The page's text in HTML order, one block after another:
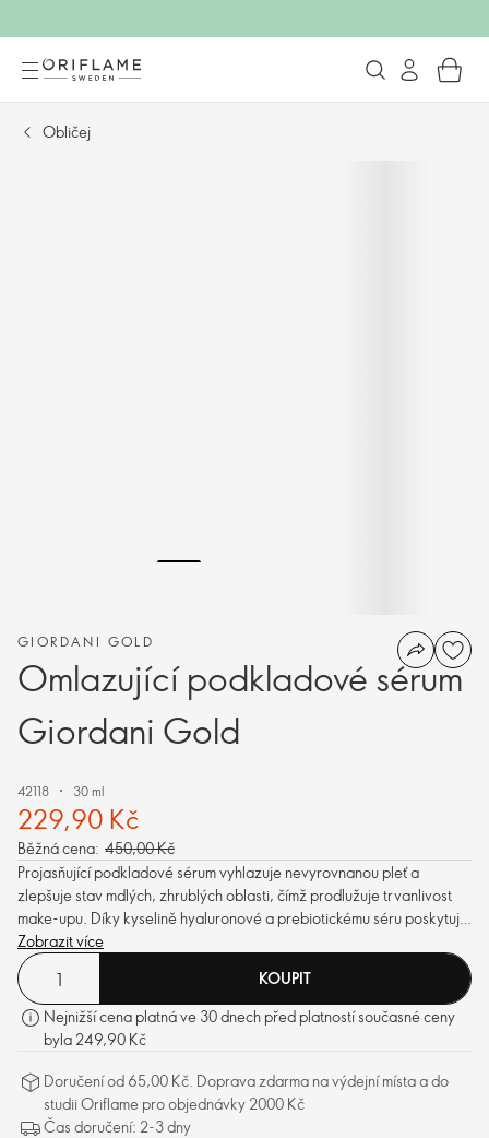
Obličej
GIORDANI GOLD
Omlazující podkladové sérum
Giordani Gold
42118 30 ml
229,90 Kč
Běžná cena: 450,00 Kč
Projasňující podkladové sérum vyhlazuje nevyrovnanou pleť a
zlepšuje stav mdlých, zhrublých oblasti, čímž prodlužuje trvanlivost
make-upu. Díky kyselině hyaluronové a prebiotickému séru poskytuje
pleti mimořádnou hydrataci, pokožka je prozářená a mladistvá.
Zobrazit více
KOUPIT
Nejnižší cena platná ve 30 dnech před platností současné ceny
byla 249,90 Kč
Doručení od 65,00 Kč. Doprava zdarma na výdejní místa a do
studii Oriflame pro objednávky 2000 Kč
Čas doručení: 2-3 dny